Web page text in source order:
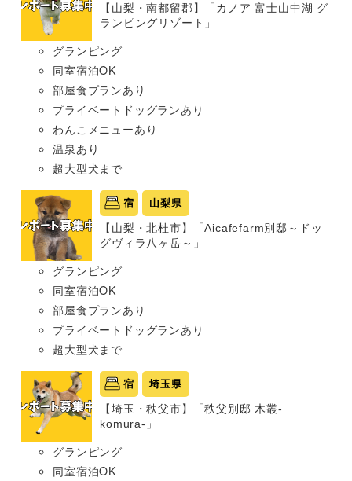
【山梨・南都留郡】「カノア 富士山中湖 グ
ランピングリゾート」
グランピング
同室宿泊OK
部屋食プランあり
プライベートドッグランあり
わんこメニューあり
温泉あり
超大型犬まで
宿 山梨県
【山梨・北杜市】「Aicafefarm別邸～ドッ
グヴィラ八ヶ岳～」
グランピング
同室宿泊OK
部屋食プランあり
プライベートドッグランあり
超大型犬まで
宿 埼玉県
【埼玉・秩父市】「秩父別邸 木叢-
komura-」
グランピング
同室宿泊OK